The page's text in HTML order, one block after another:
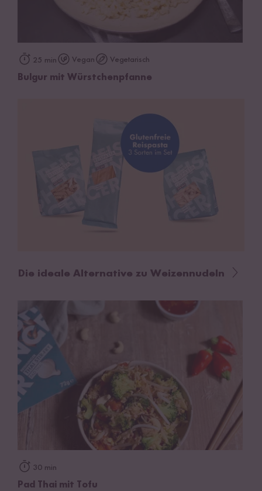
25 min Vegan Vegetarisch
Bulgur mit Würstchenpfanne
Die ideale Alternative zu Weizennudeln
30 min
Pad Thai mit Tofu